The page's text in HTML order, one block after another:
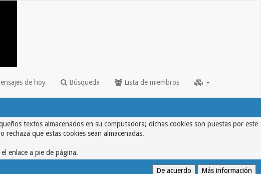
de hoy Búsqueda Lista de miembros
textos almacenados en su computadora; dichas cookies son puestas por este
que estas cookies sean almacenadas.
enlace a pie de página.